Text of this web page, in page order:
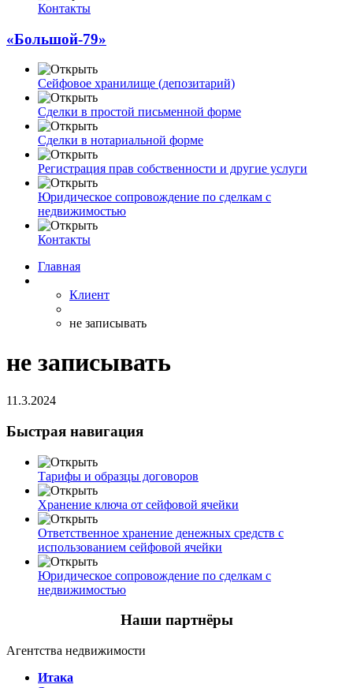
Контакты
«Большой-79»
Сейфовое хранилище (депозитарий)
Сделки в простой письменной форме
Сделки в нотариальной форме
Регистрация прав собственности и другие услуги
Юридическое сопровождение по сделкам с
недвижимостью
Контакты
Главная
Клиент
не записывать
не записывать
11.3.2024
Быстрая навигация
Тарифы и образцы договоров
Хранение ключа от сейфовой ячейки
Ответственное хранение денежных средств с
использованием сейфовой ячейки
Юридическое сопровождение по сделкам с
недвижимостью
Наши партнёры
Агентства недвижимости
Итака